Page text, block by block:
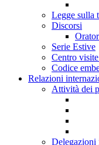
Legge sulla
Discorsi
Serie Estive
Centro
Codice
Relazioni
Attività dei
Delegazioni